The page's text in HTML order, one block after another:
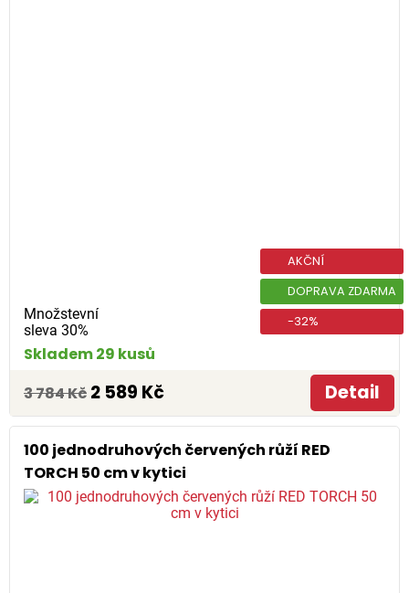
Množstevní
sleva 30%
AKČNÍ
DOPRAVA ZDARMA
-32%
Skladem 29 kusů
3 784 Kč 2 589 Kč Detail
100 jednodruhových červených růží RED
TORCH 50 cm v kytici